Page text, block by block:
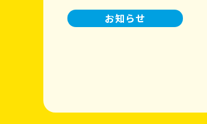
お知らせ